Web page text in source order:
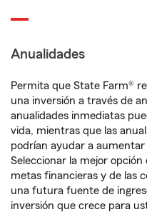
Anualidades
Permita que State Farm®
una inversión a través de
anualidades inmediatas
vida, mientras que las
podrían ayudar a aumentar
Seleccionar la mejor
metas financieras y de las
una futura fuente de
inversión que crece para